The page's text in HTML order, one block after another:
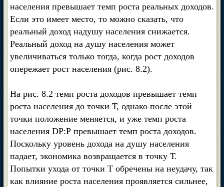
населения превышает темп роста реальных доходов.
Если это имеет место, то можно сказать, что
реальный доход надушу населения снижается.
Реальный доход на душу населения может
увеличиваться только тогда, когда рост доходов
опережает рост населения (рис. 8.2).
На рис. 8.2 темп роста доходов превышает темп
роста населения до точки Т, однако после этой
точки положение меняется, и уже темп роста
населения DP:Р превышает темп роста доходов.
Поскольку уровень дохода на душу населения
падает, экономика возвращается в точку Т.
Попытки ухода от точки Т обречены на неудачу, так
как влияние роста населения проявляется сильнее,